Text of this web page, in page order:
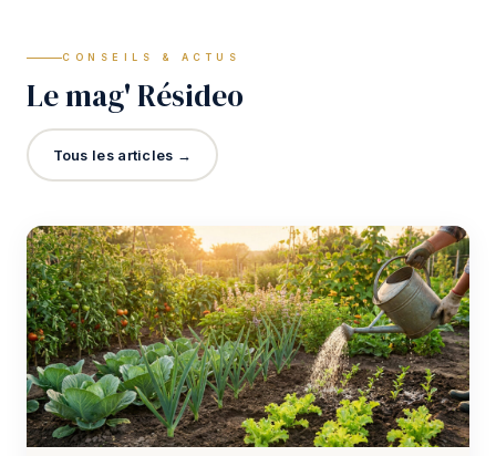
CONSEILS & ACTUS
Le mag' Résideo
Tous les articles →